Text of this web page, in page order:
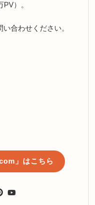
）。
合わせください。
」はこちら